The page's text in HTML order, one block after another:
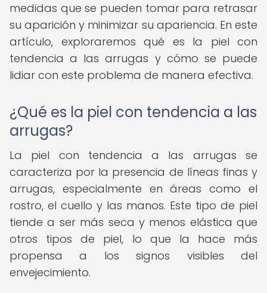
medidas que se pueden tomar para retrasar
su aparición y minimizar su apariencia. En este
artículo, exploraremos qué es la piel con
tendencia a las arrugas y cómo se puede
lidiar con este problema de manera efectiva.
¿Qué es la piel con tendencia a las
arrugas?
La piel con tendencia a las arrugas se
caracteriza por la presencia de líneas finas y
arrugas, especialmente en áreas como el
rostro, el cuello y las manos. Este tipo de piel
tiende a ser más seca y menos elástica que
otros tipos de piel, lo que la hace más
propensa a los signos visibles del
envejecimiento.